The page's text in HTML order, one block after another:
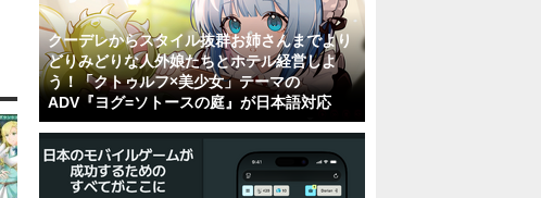
クーデレからスタイル抜群お姉さんまでより
どりみどりな人外娘たちとホテル経営しよ
う！「クトゥルフ×美少女」テーマの
ADV『ヨグ=ソトースの庭』が日本語対応